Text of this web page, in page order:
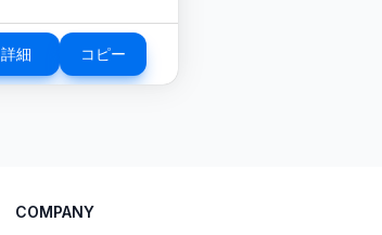
詳細 コピー
COMPANY